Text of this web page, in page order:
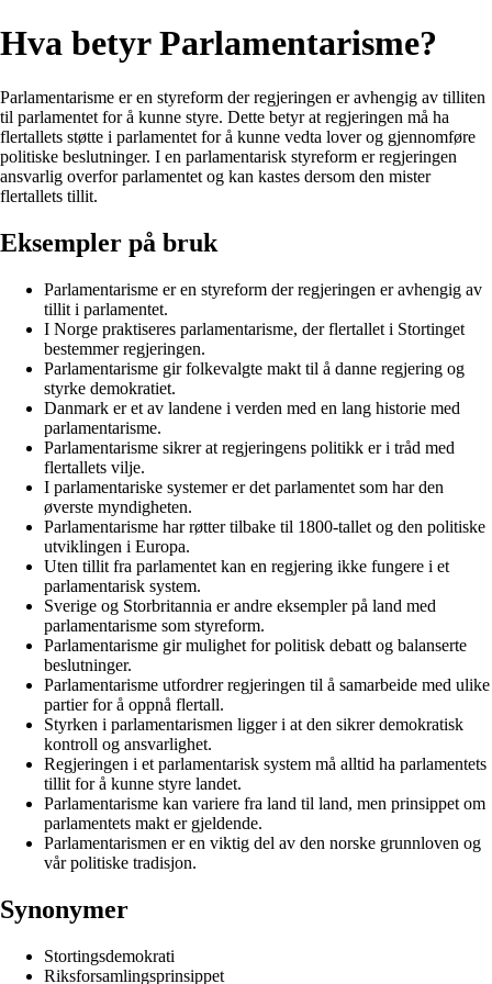
Hva betyr Parlamentarisme?
Parlamentarisme er en styreform der regjeringen er avhengig av tilliten
til parlamentet for å kunne styre. Dette betyr at regjeringen må ha
flertallets støtte i parlamentet for å kunne vedta lover og gjennomføre
politiske beslutninger. I en parlamentarisk styreform er regjeringen
ansvarlig overfor parlamentet og kan kastes dersom den mister
flertallets tillit.
Eksempler på bruk
Parlamentarisme er en styreform der regjeringen er avhengig av
tillit i parlamentet.
I Norge praktiseres parlamentarisme, der flertallet i Stortinget
bestemmer regjeringen.
Parlamentarisme gir folkevalgte makt til å danne regjering og
styrke demokratiet.
Danmark er et av landene i verden med en lang historie med
parlamentarisme.
Parlamentarisme sikrer at regjeringens politikk er i tråd med
flertallets vilje.
I parlamentariske systemer er det parlamentet som har den
øverste myndigheten.
Parlamentarisme har røtter tilbake til 1800-tallet og den politiske
utviklingen i Europa.
Uten tillit fra parlamentet kan en regjering ikke fungere i et
parlamentarisk system.
Sverige og Storbritannia er andre eksempler på land med
parlamentarisme som styreform.
Parlamentarisme gir mulighet for politisk debatt og balanserte
beslutninger.
Parlamentarisme utfordrer regjeringen til å samarbeide med ulike
partier for å oppnå flertall.
Styrken i parlamentarismen ligger i at den sikrer demokratisk
kontroll og ansvarlighet.
Regjeringen i et parlamentarisk system må alltid ha parlamentets
tillit for å kunne styre landet.
Parlamentarisme kan variere fra land til land, men prinsippet om
parlamentets makt er gjeldende.
Parlamentarismen er en viktig del av den norske grunnloven og
vår politiske tradisjon.
Synonymer
Stortingsdemokrati
Riksforsamlingsprinsippet